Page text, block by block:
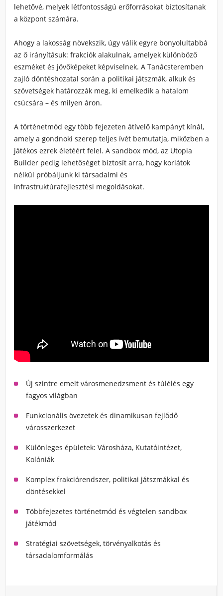
lehetővé, melyek létfontosságú erőforrásokat biztosítanak
a központ számára.
Ahogy a lakosság növekszik, úgy válik egyre bonyolultabbá
az ő irányításuk: frakciók alakulnak, amelyek különböző
eszméket és jövőképeket képviselnek. A Tanácsteremben
zajló döntéshozatal során a politikai játszmák, alkuk és
szövetségek határozzák meg, ki emelkedik a hatalom
csúcsára – és milyen áron.
A történetmód egy több fejezeten átívelő kampányt kínál,
amely a gondnoki szerep teljes ívét bemutatja, miközben a
játékos ezrek életéért felel. A sandbox mód, az Utopia
Builder pedig lehetőséget biztosít arra, hogy korlátok
nélkül próbáljunk ki társadalmi és
infrastruktúrafejlesztési megoldásokat.
Új szintre emelt városmenedzsment és túlélés egy
fagyos világban
Funkcionális övezetek és dinamikusan fejlődő
városszerkezet
Különleges épületek: Városháza, Kutatóintézet,
Kolóniák
Komplex frakciórendszer, politikai játszmákkal és
döntésekkel
Többfejezetes történetmód és végtelen sandbox
játékmód
Stratégiai szövetségek, törvényalkotás és
társadalomformálás